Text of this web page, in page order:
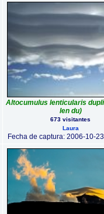
Altocumulus lenticularis
len du)
673 visitantes
Laura
Fecha de captura: 2006-10-